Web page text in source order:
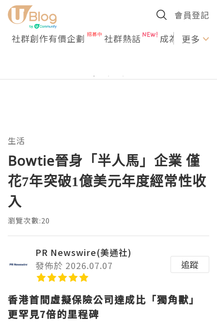
會員登記
社群創作有價企劃 社群熱話 成為U更多
生活
Bowtie晉身「半人馬」企業 僅
花7年突破1億美元年度經常性收
入
瀏覽次數:20
PR Newswire(美通社)
發佈於 2026.07.07
追蹤
香港首間虛擬保險公司達成比「獨角獸」
更罕見7倍的里程碑